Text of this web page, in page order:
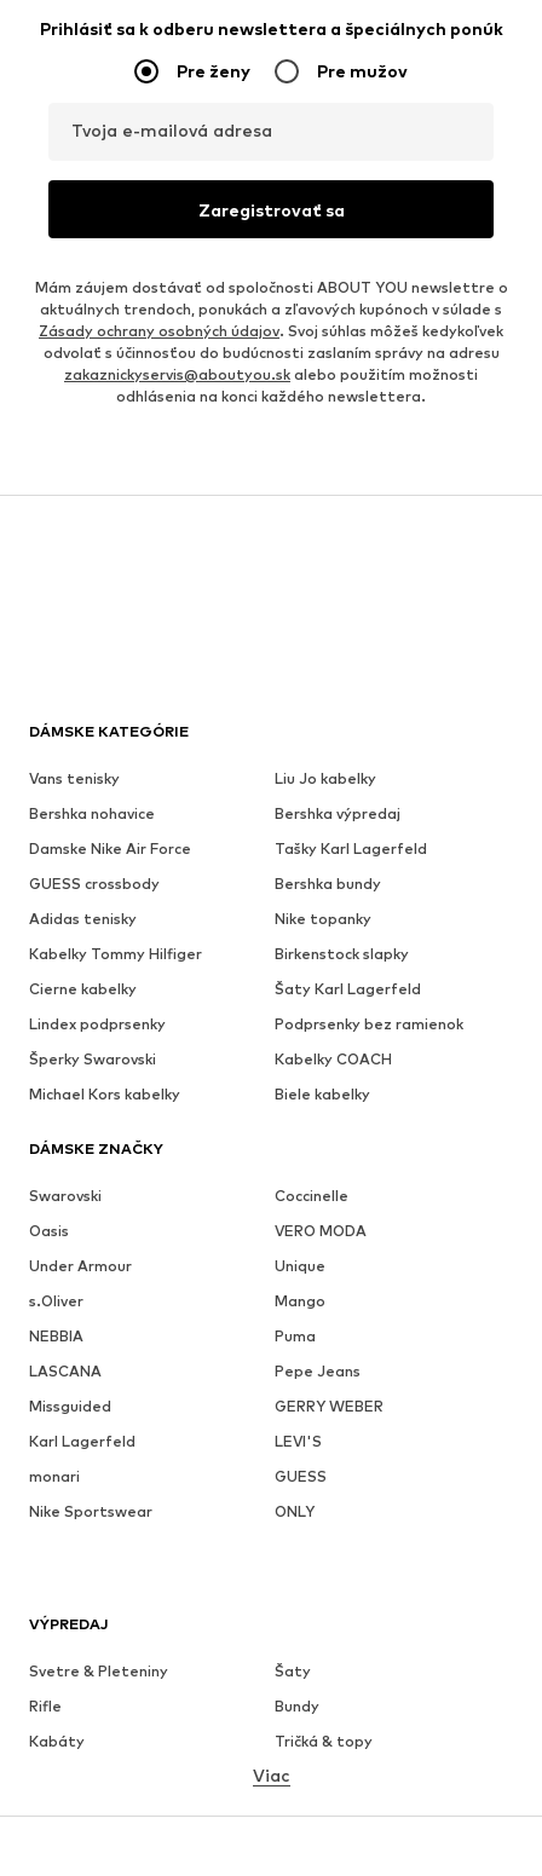
Prihlásiť sa k odberu newslettera a špeciálnych ponúk
Pre ženy Pre mužov
Tvoja e-mailová adresa
Zaregistrovať sa
Mám záujem dostávať od spoločnosti ABOUT YOU newslettre o
aktuálnych trendoch, ponukách a zľavových kupónoch v súlade s
Zásady ochrany osobných údajov. Svoj súhlas môžeš kedykoľvek
odvolať s účinnosťou do budúcnosti zaslaním správy na adresu
zakaznickyservis@aboutyou.sk alebo použitím možnosti
odhlásenia na konci každého newslettera.
DÁMSKE KATEGÓRIE
Vans tenisky
Liu Jo kabelky
Bershka nohavice
Bershka výpredaj
Damske Nike Air Force
Tašky Karl Lagerfeld
GUESS crossbody
Bershka bundy
Adidas tenisky
Nike topanky
Kabelky Tommy Hilfiger
Birkenstock slapky
Cierne kabelky
Šaty Karl Lagerfeld
Lindex podprsenky
Podprsenky bez ramienok
Šperky Swarovski
Kabelky COACH
Michael Kors kabelky
Biele kabelky
DÁMSKE ZNAČKY
Swarovski
Coccinelle
Oasis
VERO MODA
Under Armour
Unique
s.Oliver
Mango
NEBBIA
Puma
LASCANA
Pepe Jeans
Missguided
GERRY WEBER
Karl Lagerfeld
LEVI'S
monari
GUESS
Nike Sportswear
ONLY
VÝPREDAJ
Svetre & Pleteniny
Šaty
Rifle
Bundy
Kabáty
Tričká & topy
Bielizeň
Sukne
Blúzky & tuniky
Viac